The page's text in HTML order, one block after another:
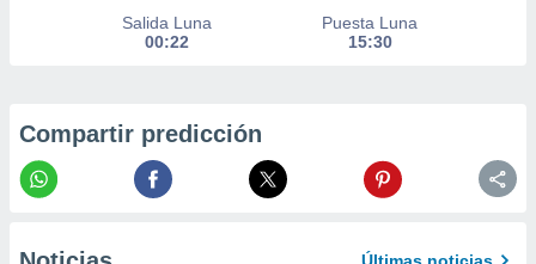
perfiles
Salida Luna
00:22
Puesta Luna
15:30
Compartir predicción